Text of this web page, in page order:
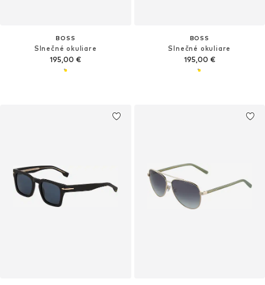
BOSS
Slnečné okuliare
195,00 €
BOSS
Slnečné okuliare
195,00 €